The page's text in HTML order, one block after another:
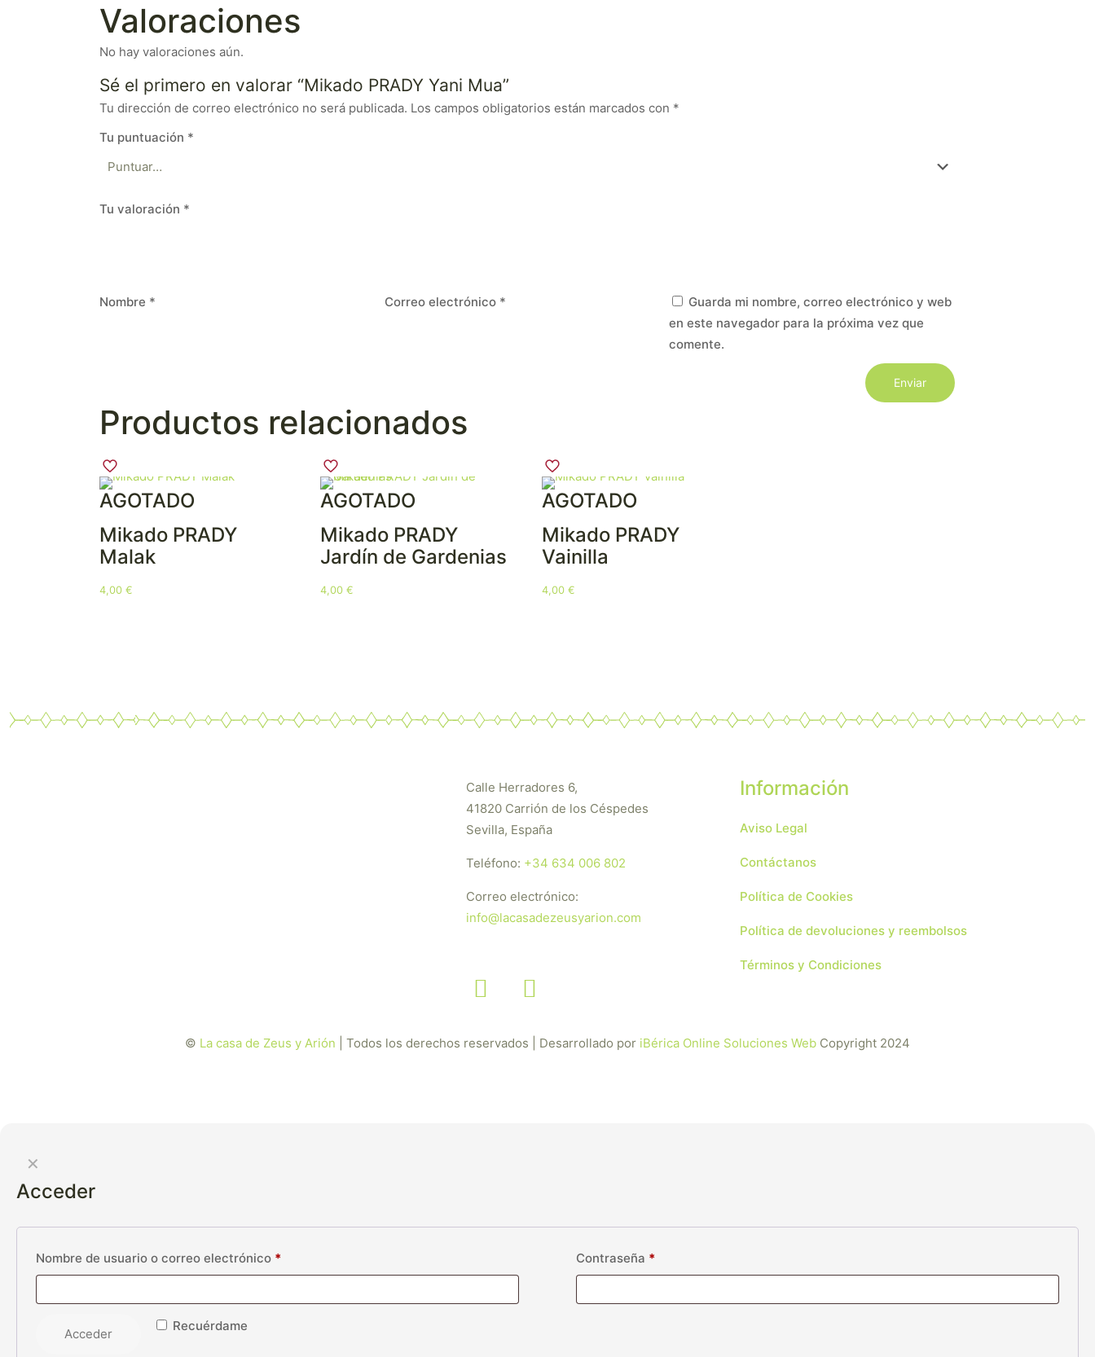
Valoraciones
No hay valoraciones aún.
Sé el primero en valorar “Mikado PRADY Yani Mua”
Tu dirección de correo electrónico no será publicada. Los campos obligatorios están marcados con *
Tu puntuación *
Tu valoración *
Nombre * Correo electrónico *
Guarda mi nombre, correo electrónico y web
en este navegador para la próxima vez que
comente.
Productos relacionados
AGOTADO
Mikado PRADY
Malak
4,00 €
AGOTADO
Mikado PRADY
Jardín de Gardenias
4,00€
AGOTADO
Mikado PRADY
Vainilla
4,00 €
Calle Herradores 6,
41820 Carrión de los Céspedes
Sevilla, España
Teléfono: +34 634 006 802
Correo electrónico:
info@lacasadezeusyarion.com
Información
Aviso Legal
Contáctanos
Política de Cookies
Política de devoluciones y reembolsos
Términos y Condiciones
© La casa de Zeus y Arión | Todos los derechos reservados | Desarrollado por iBérica Online Soluciones Web Copyright 2024
✕
Acceder
Nombre de usuario o correo electrónico * Contraseña *
Recuérdame
Acceder